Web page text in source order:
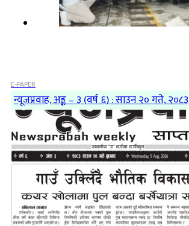
E-PAPER
न्यूजप्रवाह, अङ्क – ३ (वर्ष ६) : साउन २० गते, २०८३